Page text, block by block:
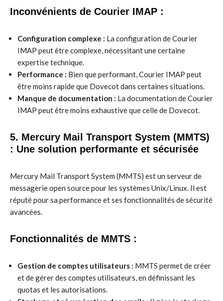
Inconvénients de Courier IMAP :
Configuration complexe : La configuration de Courier
IMAP peut être complexe, nécessitant une certaine
expertise technique.
Performance : Bien que performant, Courier IMAP peut
être moins rapide que Dovecot dans certaines situations.
Manque de documentation : La documentation de Courier
IMAP peut être moins exhaustive que celle de Dovecot.
5. Mercury Mail Transport System (MMTS)
: Une solution performante et sécurisée
Mercury Mail Transport System (MMTS) est un serveur de
messagerie open source pour les systèmes Unix/Linux. Il est
réputé pour sa performance et ses fonctionnalités de sécurité
avancées.
Fonctionnalités de MMTS :
Gestion de comptes utilisateurs : MMTS permet de créer
et de gérer des comptes utilisateurs, en définissant les
quotas et les autorisations.